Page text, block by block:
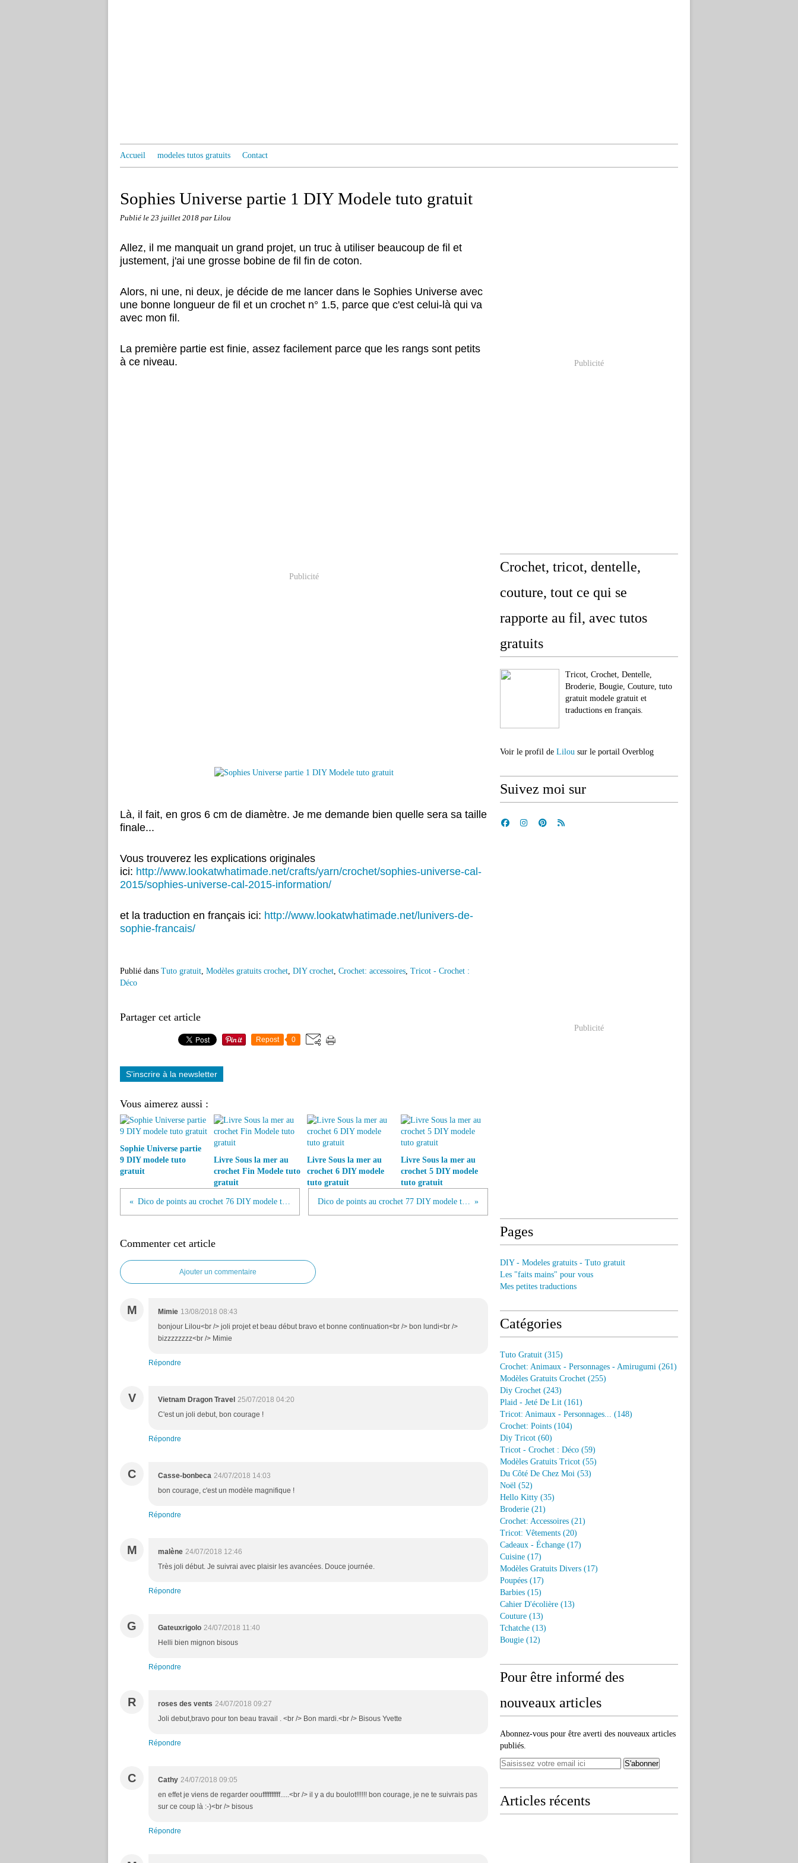
Accueil modeles tutos gratuits Contact
Sophies Universe partie 1 DIY Modele tuto gratuit
Publié le 23 juillet 2018 par Lilou
Allez, il me manquait un grand projet, un truc à utiliser beaucoup de fil et
justement, j'ai une grosse bobine de fil fin de coton.
Alors, ni une, ni deux, je décide de me lancer dans le Sophies Universe avec
une bonne longueur de fil et un crochet n° 1.5, parce que c'est celui-là qui va
avec mon fil.
La première partie est finie, assez facilement parce que les rangs sont petits
à ce niveau.
Publicité
Là, il fait, en gros 6 cm de diamètre. Je me demande bien quelle sera sa taille
finale...
Vous trouverez les explications originales
ici: http://www.lookatwhatimade.net/crafts/yarn/crochet/sophies-universe-cal-
2015/sophies-universe-cal-2015-information/
et la traduction en français ici: http://www.lookatwhatimade.net/lunivers-de-
sophie-francais/
Publié dans Tuto gratuit, Modèles gratuits crochet, DIY crochet, Crochet: accessoires, Tricot - Crochet :
Déco
Partager cet article
Repost 0
S'inscrire à la newsletter
Vous aimerez aussi :
Sophie Universe partie
9 DIY modele tuto
gratuit
Livre Sous la mer au
crochet Fin Modele tuto
gratuit
Livre Sous la mer au
crochet 6 DIY modele
tuto gratuit
Livre Sous la mer au
crochet 5 DIY modele
tuto gratuit
Dico de points au crochet 76 DIY modele tuto gratuit Dico de points au crochet 77 DIY modele tuto gratuit
Commenter cet article
Ajouter un commentaire
M Mimie 13/08/2018 08:43
bonjour Lilou<br /> joli projet et beau début bravo et bonne continuation<br /> bon lundi<br />
bizzzzzzzz<br /> Mimie
Répondre
V Vietnam Dragon Travel 25/07/2018 04:20
C'est un joli debut, bon courage !
Répondre
C Casse-bonbeca 24/07/2018 14:03
bon courage, c'est un modèle magnifique !
Répondre
M malène 24/07/2018 12:46
Très joli début. Je suivrai avec plaisir les avancées. Douce journée.
Répondre
G Gateuxrigolo 24/07/2018 11:40
Helli bien mignon bisous
Répondre
R roses des vents 24/07/2018 09:27
Joli debut,bravo pour ton beau travail . <br /> Bon mardi.<br /> Bisous Yvette
Répondre
C Cathy 24/07/2018 09:05
en effet je viens de regarder oouffffffffff.....<br /> il y a du boulot!!!!!! bon courage, je ne te suivrais pas
sur ce coup là :-)<br /> bisous
Répondre
Publicité
Crochet, tricot, dentelle,
couture, tout ce qui se
rapporte au fil, avec tutos
gratuits
Tricot, Crochet, Dentelle,
Broderie, Bougie, Couture, tuto
gratuit modele gratuit et
traductions en français.
Voir le profil de Lilou sur le portail Overblog
Suivez moi sur
Publicité
Pages
DIY - Modeles gratuits - Tuto gratuit
Les "faits mains" pour vous
Mes petites traductions
Catégories
Tuto Gratuit (315)
Crochet: Animaux - Personnages - Amirugumi (261)
Modèles Gratuits Crochet (255)
Diy Crochet (243)
Plaid - Jeté De Lit (161)
Tricot: Animaux - Personnages... (148)
Crochet: Points (104)
Diy Tricot (60)
Tricot - Crochet : Déco (59)
Modèles Gratuits Tricot (55)
Du Côté De Chez Moi (53)
Noël (52)
Hello Kitty (35)
Broderie (21)
Crochet: Accessoires (21)
Tricot: Vêtements (20)
Cadeaux - Échange (17)
Cuisine (17)
Modèles Gratuits Divers (17)
Poupées (17)
Barbies (15)
Cahier D'écolière (13)
Couture (13)
Tchatche (13)
Bougie (12)
Pour être informé des
nouveaux articles
Abonnez-vous pour être averti des nouveaux articles
publiés.
Articles récents